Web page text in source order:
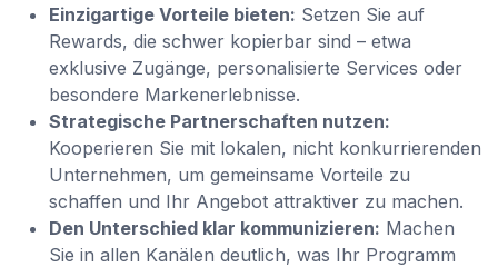
Einzigartige Vorteile bieten: Setzen Sie auf
Rewards, die schwer kopierbar sind – etwa
exklusive Zugänge, personalisierte Services oder
besondere Markenerlebnisse.
Strategische Partnerschaften nutzen:
Kooperieren Sie mit lokalen, nicht konkurrierenden
Unternehmen, um gemeinsame Vorteile zu
schaffen und Ihr Angebot attraktiver zu machen.
Den Unterschied klar kommunizieren: Machen
Sie in allen Kanälen deutlich, was Ihr Programm